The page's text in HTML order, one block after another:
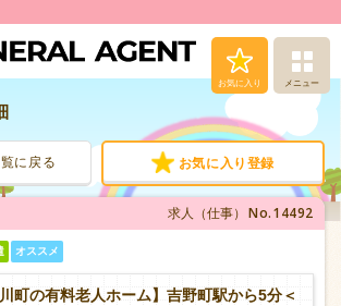
お気に入り メニュー
人材派遣サービス
転職支援サービス
登録から就業まで
に戻る お気に入り登録
求人（仕事） No.14492
オススメ
町の有料老人ホーム】吉野町駅から5分＜